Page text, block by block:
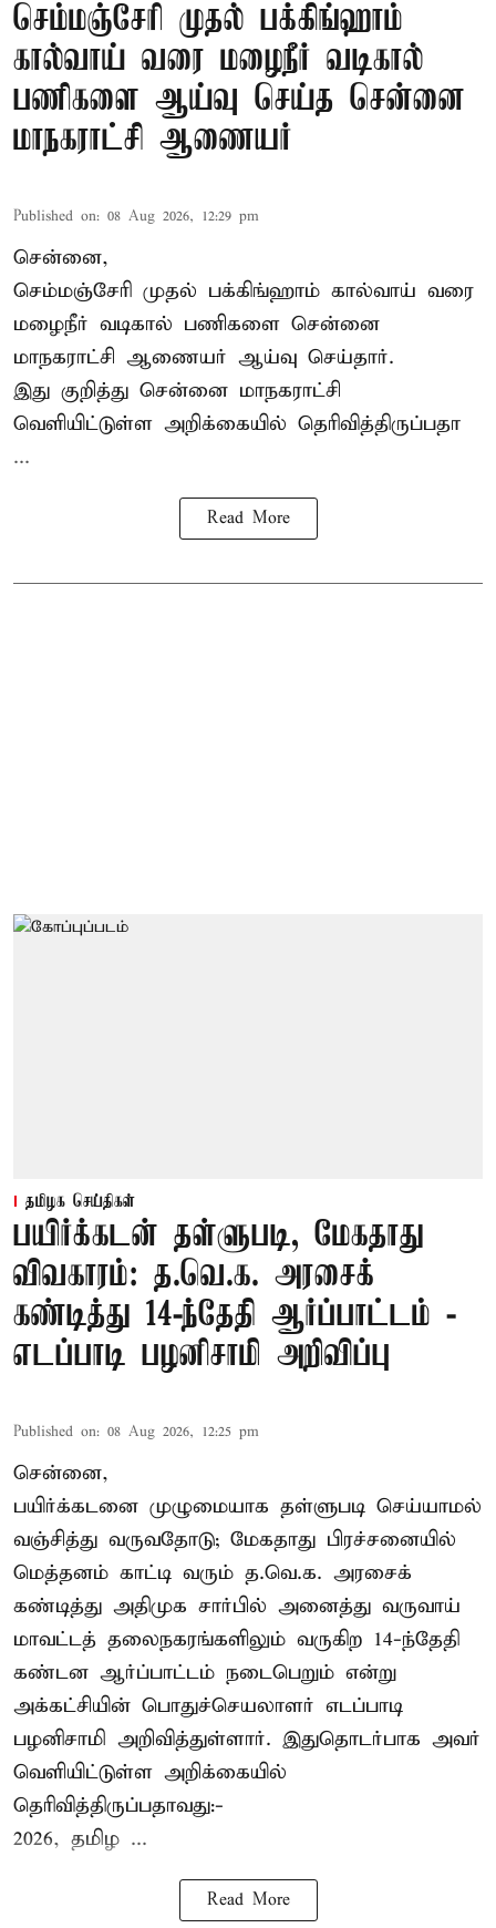
செம்மஞ்சேரி முதல் பக்கிங்ஹாம்
கால்வாய் வரை மழைநீர் வடிகால்
பணிகளை ஆய்வு செய்த சென்னை
மாநகராட்சி ஆணையர்
Published on: 08 Aug 2026, 12:29 pm
சென்னை,
செம்மஞ்சேரி முதல் பக்கிங்ஹாம் கால்வாய் வரை
மழைநீர் வடிகால் பணிகளை சென்னை
மாநகராட்சி ஆணையர் ஆய்வு செய்தார்.
இது குறித்து சென்னை மாநகராட்சி
வெளியிட்டுள்ள அறிக்கையில் தெரிவித்திருப்பதா
...
Read More
தமிழக செய்திகள்
பயிர்க்கடன் தள்ளுபடி, மேகதாது
விவகாரம்: த.வெ.க. அரசைக்
கண்டித்து 14-ந்தேதி ஆர்ப்பாட்டம் -
எடப்பாடி பழனிசாமி அறிவிப்பு
Published on: 08 Aug 2026, 12:25 pm
சென்னை,
பயிர்க்கடனை முழுமையாக தள்ளுபடி செய்யாமல்
வஞ்சித்து வருவதோடு; மேகதாது பிரச்சனையில்
மெத்தனம் காட்டி வரும் த.வெ.க. அரசைக்
கண்டித்து அதிமுக சார்பில் அனைத்து வருவாய்
மாவட்டத் தலைநகரங்களிலும் வருகிற 14-ந்தேதி
கண்டன ஆர்ப்பாட்டம் நடைபெறும் என்று
அக்கட்சியின் பொதுச்செயலாளர் எடப்பாடி
பழனிசாமி அறிவித்துள்ளார். இதுதொடர்பாக அவர்
வெளியிட்டுள்ள அறிக்கையில்
தெரிவித்திருப்பதாவது:-
2026, தமிழ ...
Read More